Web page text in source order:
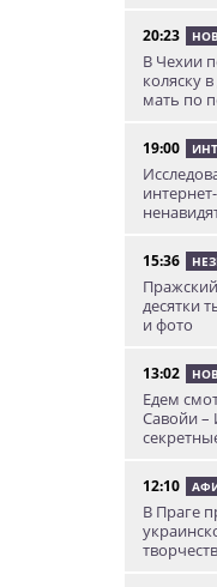
20:23
В Чехии
коляску
мать по
19:00
15:36
десятки
и фото
13:02
Едем
Савойи –
12:10
В Праге